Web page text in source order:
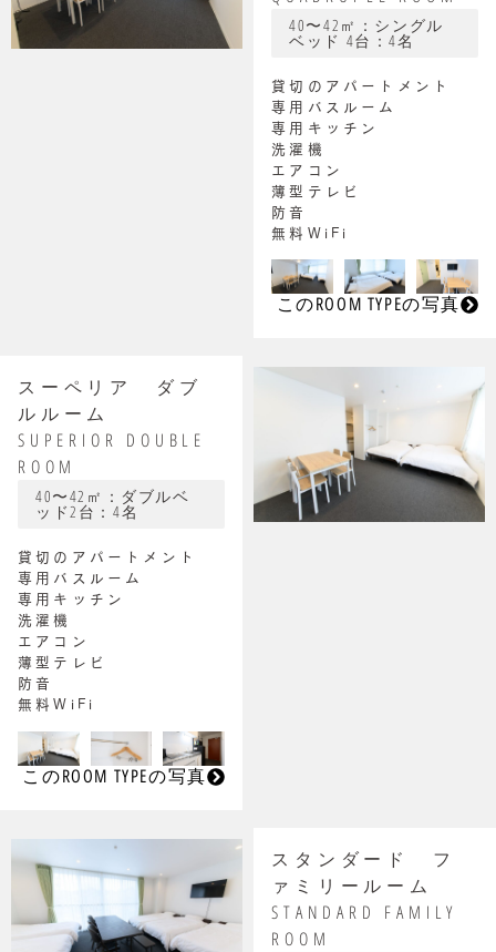
40〜42㎡：シングル
ベッド 4台：4名
貸切のアパートメント
専用バスルーム
専用キッチン
洗濯機
エアコン
薄型テレビ
防音
無料WiFi
このROOM TYPEの写真
スーペリア ダブ
ルルーム
SUPERIOR DOUBLE
ROOM
40〜42㎡：ダブルベ
ッド2台：4名
貸切のアパートメント
専用バスルーム
専用キッチン
洗濯機
エアコン
薄型テレビ
防音
無料WiFi
このROOM TYPEの写真
スタンダード フ
ァミリールーム
STANDARD FAMILY
ROOM